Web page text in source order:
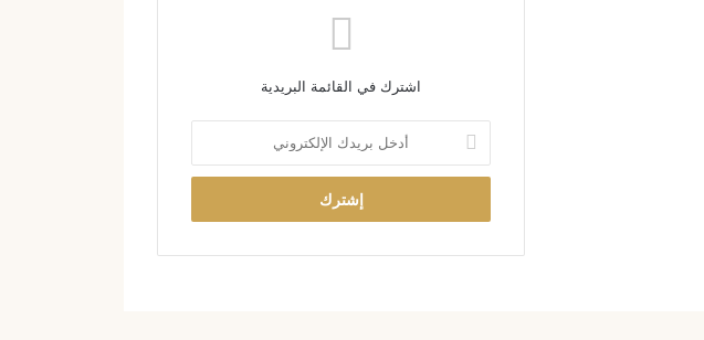
اشترك في القائمة البريدية
خ
ب